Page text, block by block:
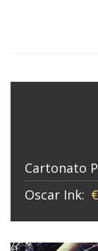
Cartonato
Oscar Ink: